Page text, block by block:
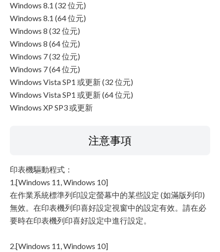
Windows 8.1 (32 位元)
Windows 8.1 (64 位元)
Windows 8 (32 位元)
Windows 8 (64 位元)
Windows 7 (32 位元)
Windows 7 (64 位元)
Windows Vista SP1 或更新 (32 位元)
Windows Vista SP1 或更新 (64 位元)
Windows XP SP3 或更新
注意事項
印表機驅動程式：
1.[Windows 11, Windows 10]
在作業系統標準列印設定螢幕中的某些設定 (如滿版列印)
無效。在印表機列印喜好設定視窗中的設定有效。請在必
要時在印表機列印喜好設定中進行設定。
2.[Windows 11, Windows 10]